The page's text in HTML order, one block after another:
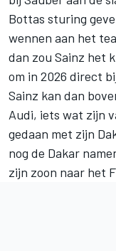
Bottas sturing
wennen aan het
dan zou Sainz het
om in 2026 direct
Sainz kan dan
Audi, iets wat zijn
gedaan met zijn
nog de Dakar
zijn zoon naar het